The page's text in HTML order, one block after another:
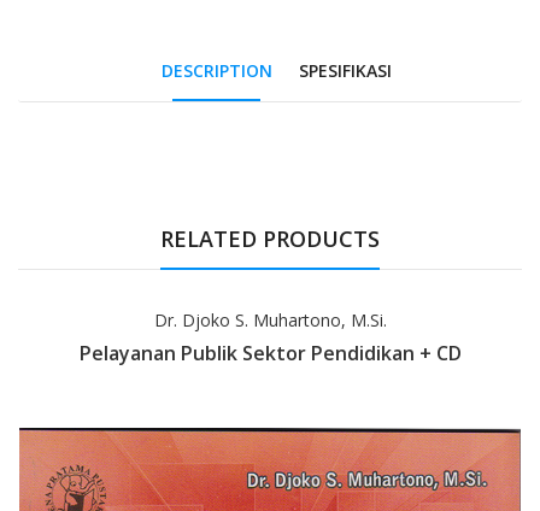
DESCRIPTION SPESIFIKASI
RELATED PRODUCTS
Dr. Djoko S. Muhartono, M.Si.
Pelayanan Publik Sektor Pendidikan + CD